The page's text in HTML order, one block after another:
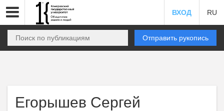
ВХОД RU
Отправить рукопись
Егорышев Сергей